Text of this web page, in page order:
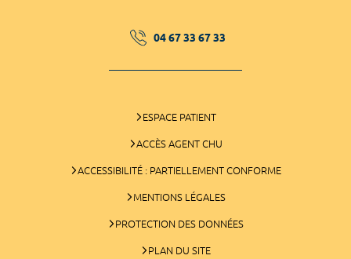
04 67 33 67 33
ESPACE PATIENT
ACCÈS AGENT CHU
ACCESSIBILITÉ : PARTIELLEMENT CONFORME
MENTIONS LÉGALES
PROTECTION DES DONNÉES
PLAN DU SITE